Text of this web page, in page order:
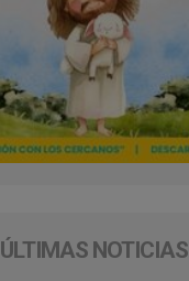
ÚLTIMAS NOTICIAS